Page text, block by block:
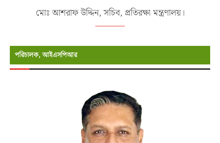
মোঃ আশরাফ উদ্দিন, সচিব, প্রতিরক্ষা মন্ত্রণালয়।
পরিচালক, আইএসপিআর